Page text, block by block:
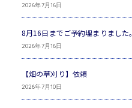
2026年7月16日
8月16日までご予約埋まりました。
2026年7月16日
【畑の草刈り】依頼
2026年7月10日